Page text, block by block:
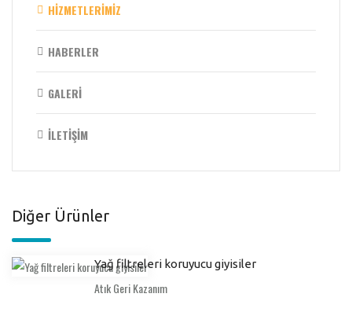
HİZMETLERİMİZ
HABERLER
GALERİ
İLETİŞİM
Diğer Ürünler
Yağ filtreleri koruyucu giyisiler
Atık Geri Kazanım